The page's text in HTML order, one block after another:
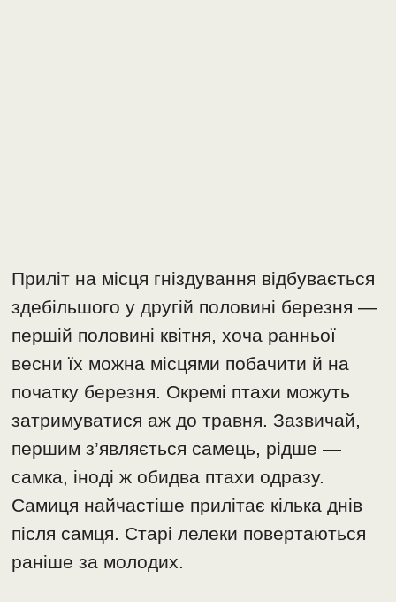
Приліт на місця гніздування відбувається
здебільшого у другій половині березня —
першій половині квітня, хоча ранньої
весни їх можна місцями побачити й на
початку березня. Окремі птахи можуть
затримуватися аж до травня. Зазвичай,
першим з’являється самець, рідше —
самка, іноді ж обидва птахи одразу.
Самиця найчастіше прилітає кілька днів
після самця. Старі лелеки повертаються
раніше за молодих.